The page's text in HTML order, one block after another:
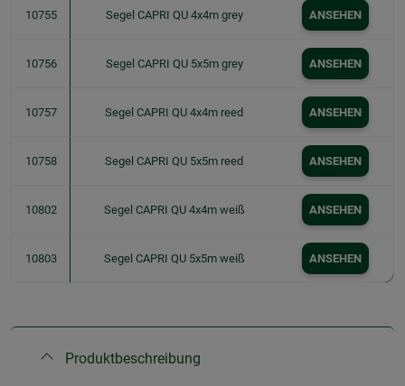
10755 Segel CAPRI QU 4x4m grey ANSEHEN
10756 Segel CAPRI QU 5x5m grey ANSEHEN
10757 Segel CAPRI QU 4x4m reed ANSEHEN
10758 Segel CAPRI QU 5x5m reed ANSEHEN
10802 Segel CAPRI QU 4x4m weiß ANSEHEN
10803 Segel CAPRI QU 5x5m weiß ANSEHEN
Produktbeschreibung